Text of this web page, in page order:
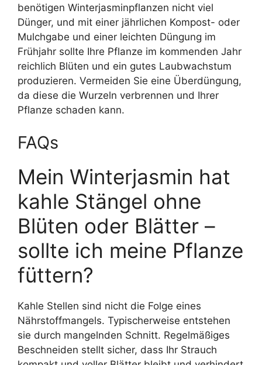
benötigen Winterjasminpflanzen nicht viel
Dünger, und mit einer jährlichen Kompost- oder
Mulchgabe und einer leichten Düngung im
Frühjahr sollte Ihre Pflanze im kommenden Jahr
reichlich Blüten und ein gutes Laubwachstum
produzieren. Vermeiden Sie eine Überdüngung,
da diese die Wurzeln verbrennen und Ihrer
Pflanze schaden kann.
FAQs
Mein Winterjasmin hat
kahle Stängel ohne
Blüten oder Blätter –
sollte ich meine Pflanze
füttern?
Kahle Stellen sind nicht die Folge eines
Nährstoffmangels. Typischerweise entstehen
sie durch mangelnden Schnitt. Regelmäßiges
Beschneiden stellt sicher, dass Ihr Strauch